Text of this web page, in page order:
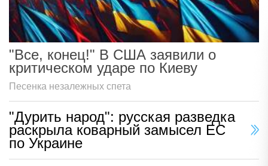
"Все, конец!" В США заявили о
критическом ударе по Киеву
Песенка незалежных спета
"Дурить народ": русская разведка
раскрыла коварный замысел ЕС
по Украине